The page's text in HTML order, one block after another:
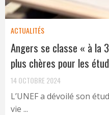
ACTUALITÉS
Angers se classe « à la
plus chères pour les
14 OCTOBRE 2024
L’UNEF a dévoilé son
vie ...